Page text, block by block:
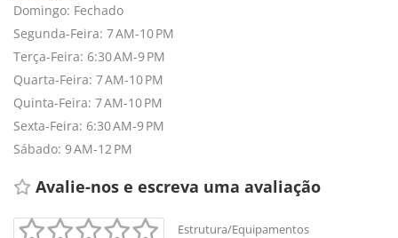
+-
Leaflet
Domingo: Fechado
Segunda-Feira: 7 AM-10 PM
Terça-Feira: 6:30 AM-9 PM
Quarta-Feira: 7 AM-10 PM
Quinta-Feira: 7 AM-10 PM
Sexta-Feira: 6:30 AM-9 PM
Sábado: 9 AM-12 PM
Avalie-nos e escreva uma avaliação
Estrutura/Equipamentos